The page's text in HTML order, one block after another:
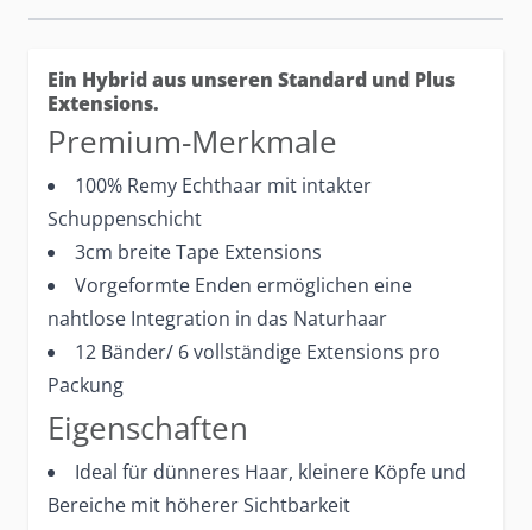
Ein Hybrid aus unseren Standard und Plus
Extensions.
Premium-Merkmale
100% Remy Echthaar mit intakter
Schuppenschicht
3cm breite Tape Extensions
Vorgeformte Enden ermöglichen eine
nahtlose Integration in das Naturhaar
12 Bänder/ 6 vollständige Extensions pro
Packung
Eigenschaften
Ideal für dünneres Haar, kleinere Köpfe und
Bereiche mit höherer Sichtbarkeit